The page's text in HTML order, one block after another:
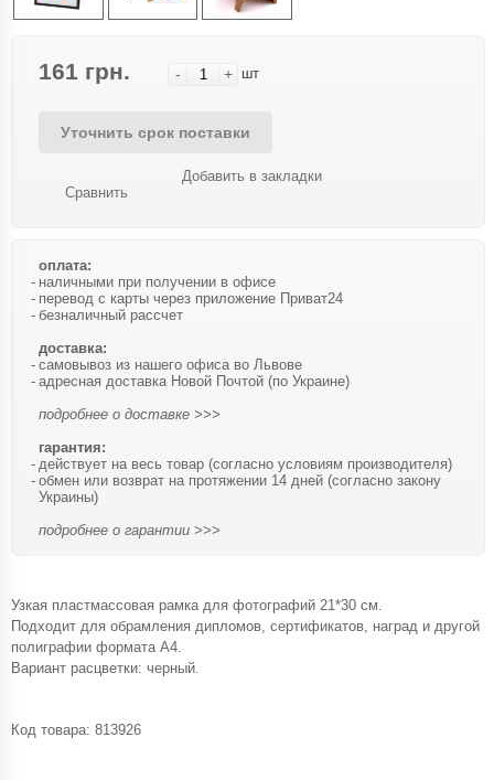
161 грн. - + шт
Уточнить срок поставки
Сравнить
Добавить в закладки
оплата:
наличными при получении в офисе
перевод с карты через приложение Приват24
безналичный рассчет
доставка:
самовывоз из нашего офиса во Львове
адресная доставка Новой Почтой (по Украине)
подробнее о доставке >>>
гарантия:
действует на весь товар (согласно условиям производителя)
обмен или возврат на протяжении 14 дней (согласно закону
Украины)
подробнее о гарантии >>>
Узкая пластмассовая рамка для фотографий 21*30 см.
Подходит для обрамления дипломов, сертификатов, наград и другой
полиграфии формата А4.
Вариант расцветки: черный.
Код товара: 813926